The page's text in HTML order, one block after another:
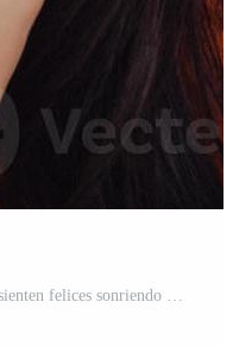
Las mujeres asiáticas adolescentes se sienten felices sonriendo relajarse usan videollamadas de teléfonos inteligentes en la sala de estar en casa. videoconferencia de damas alegre compañera de habitación con amigos y familiares, concepto de estilo de vida de mujer en casa. Foto Pro